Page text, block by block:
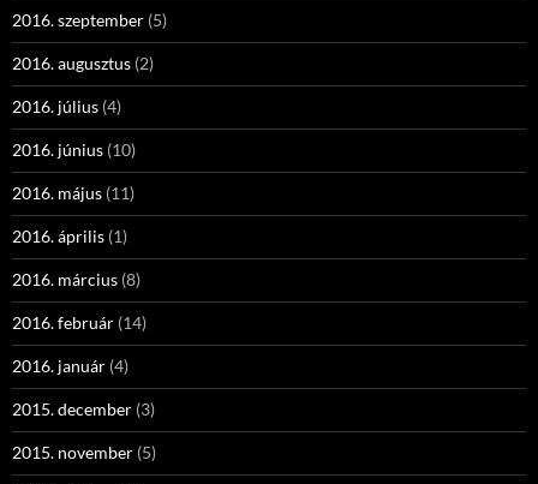
2016. szeptember (5)
2016. augusztus (2)
2016. július (4)
2016. június (10)
2016. május (11)
2016. április (1)
2016. március (8)
2016. február (14)
2016. január (4)
2015. december (3)
2015. november (5)